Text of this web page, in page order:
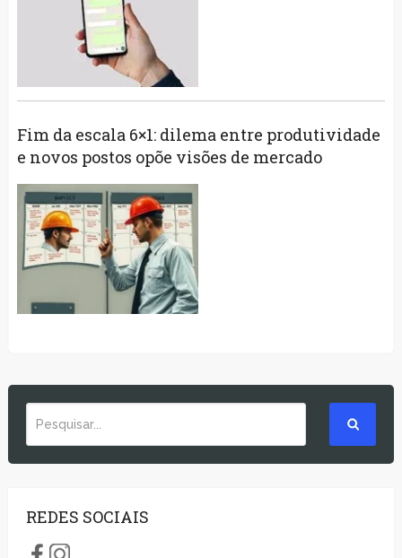
Fim da escala 6×1: dilema entre produtividade
e novos postos opõe visões de mercado
REDES SOCIAIS